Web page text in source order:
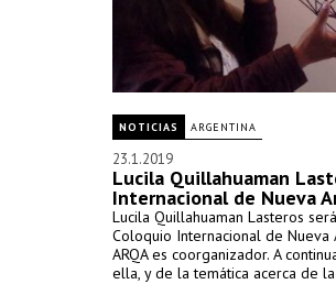
NOTICIAS ARGENTINA
23.1.2019
Lucila Quillahuaman
Internacional de Nueva
Lucila Quillahuaman Lasteros
Coloquio Internacional de Nueva
ARQA es coorganizador. A
ella, y de la temática acerca de